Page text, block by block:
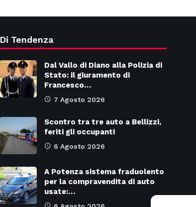
Di Tendenza
Dal Vallo di Diano alla Polizia di
Stato: il giuramento di
Francesco…
7 Agosto 2026
Scontro tra tre auto a Bellizzi,
feriti gli occupanti
6 Agosto 2026
A Potenza sistema fraduolento
per la compravendita di auto
usate:…